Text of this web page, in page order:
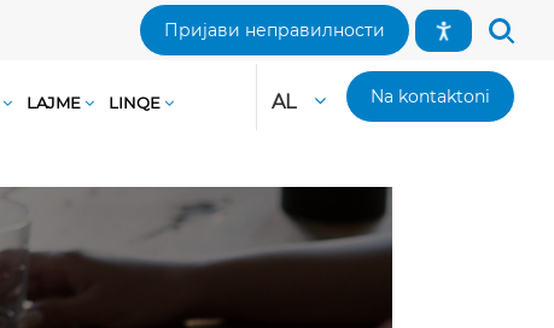
Пријави неправилности
LAJME LINQE AL Na kontaktoni